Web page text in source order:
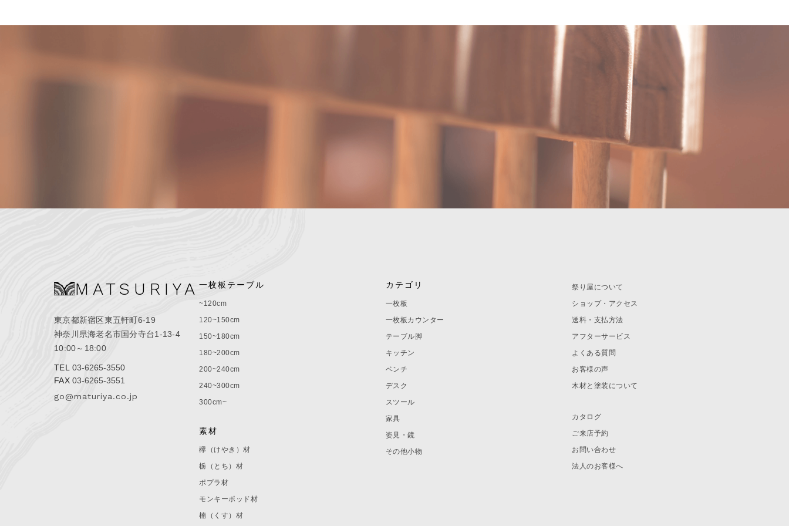
MATSURIYA
東京都新宿区東五軒町6-19
神奈川県海老名市国分寺台1-13-4
10:00～18:00
TEL 03-6265-3550
FAX 03-6265-3551
go@maturiya.co.jp
一枚板テーブル
~120cm
120~150cm
150~180cm
180~200cm
200~240cm
240~300cm
300cm~
素材
欅（けやき）材
栃（とち）材
ポプラ材
モンキーポッド材
楠（くす）材
カテゴリ
一枚板
一枚板カウンター
テーブル脚
キッチン
ベンチ
デスク
スツール
家具
姿見・鏡
その他小物
祭り屋について
ショップ・アクセス
送料・支払方法
アフターサービス
よくある質問
お客様の声
木材と塗装について
カタログ
ご来店予約
お問い合わせ
法人のお客様へ